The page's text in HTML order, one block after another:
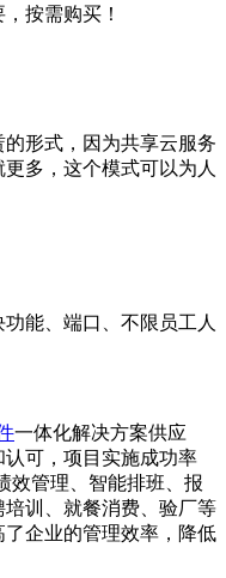
按需购买！
形式，因为共享云服务
多，这个模式可以为人
能、端口、不限员工人
一体化解决方案供应
可，项目实施成功率
效管理、智能排班、报
训、就餐消费、验厂等
企业的管理效率，降低